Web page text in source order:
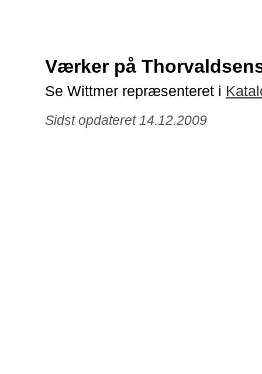
Værker på
Se Wittmer repræsenteret i
Sidst opdateret 14.12.2009